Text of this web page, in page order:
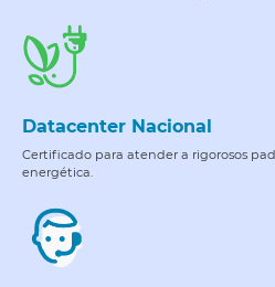
Datacenter Nacional
Certificado para atender a rigorosos
energética.